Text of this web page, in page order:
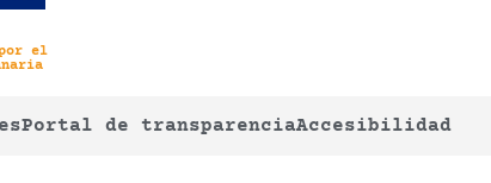
por el
Portal de transparenciaAccesibilidad